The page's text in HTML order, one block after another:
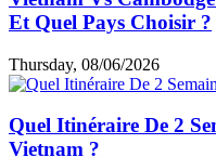
Guide voyage par thème
Choses à faire & à voir
Cuisine & café
Top hébergements